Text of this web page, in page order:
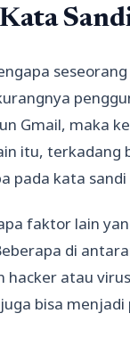
Gmail, maka
itu,
pada kata sandi
faktor lain
di
hacker atau
bisa